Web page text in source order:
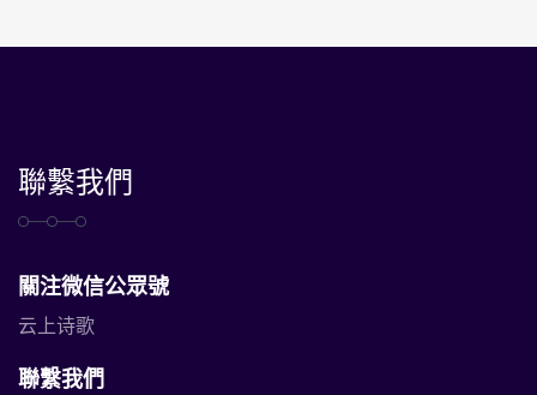
聯繫我們
關注微信公眾號
云上诗歌
聯繫我們